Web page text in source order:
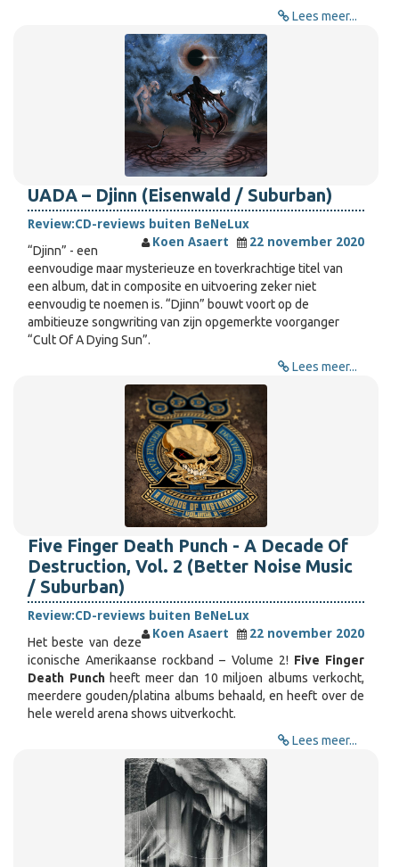
Lees meer...
UADA – Djinn (Eisenwald / Suburban)
Review:CD-reviews buiten BeNeLux
Koen Asaert
22 november 2020
“Djinn” - een
eenvoudige maar mysterieuze en toverkrachtige titel van
een album, dat in composite en uitvoering zeker niet
eenvoudig te noemen is. “Djinn” bouwt voort op de
ambitieuze songwriting van zijn opgemerkte voorganger
“Cult Of A Dying Sun”.
Lees meer...
Five Finger Death Punch - A Decade Of
Destruction, Vol. 2 (Better Noise Music
/ Suburban)
Review:CD-reviews buiten BeNeLux
Koen Asaert
22 november 2020
Het beste van deze
iconische Amerikaanse rockband – Volume 2! Five Finger
Death Punchheeft meer dan 10 miljoen albums verkocht,
meerdere gouden/platina albums behaald, en heeft over de
hele wereld arena shows uitverkocht.
Lees meer...